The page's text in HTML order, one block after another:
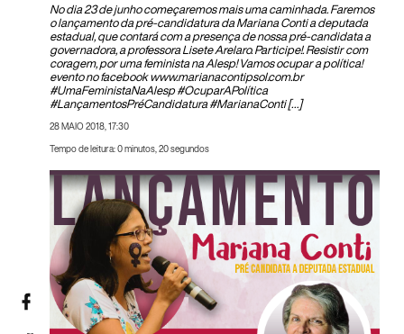
No dia 23 de junho começaremos mais uma caminhada. Faremos
o lançamento da pré-candidatura da Mariana Conti a deputada
estadual, que contará com a presença de nossa pré-candidata a
governadora, a professora Lisete Arelaro. Participe!. Resistir com
coragem, por uma feminista na Alesp! Vamos ocupar a política!
evento no facebook www.marianacontipsol.com.br
#UmaFeministaNaAlesp #OcuparAPolítica
#LançamentosPréCandidatura #MarianaConti […]
28 MAIO 2018, 17:30
Tempo de leitura: 0 minutos, 20 segundos